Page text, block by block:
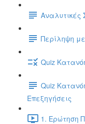
Αναλυτικές
Περίληψη
Quiz
Quiz
Επεξηγήσεις
1. Ερώτηση